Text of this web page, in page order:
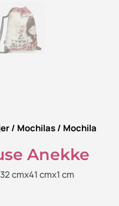
/ Mochilas/ Mochila
Anekke
cmx41 cmx1 cm